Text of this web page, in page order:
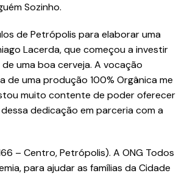
Sozinho.
de Petrópolis para elaborar uma
Lacerda, que começou a investir
uma boa cerveja. A vocação
de uma produção 100% Orgânica me
muito contente de poder oferecer
dedicação em parceria com a
– Centro, Petrópolis). A ONG Todos
para ajudar as famílias da Cidade